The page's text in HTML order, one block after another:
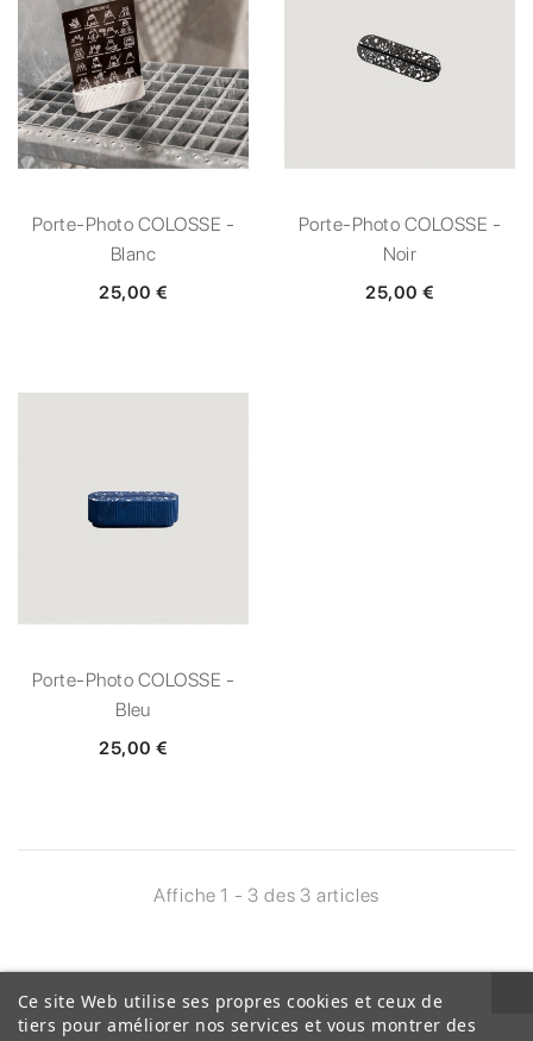
Porte-Photo COLOSSE -
Blanc
25,00 €
Porte-Photo COLOSSE -
Noir
25,00 €
Porte-Photo COLOSSE -
Bleu
25,00 €
Affiche 1 - 3 des 3 articles
Ce site Web utilise ses propres cookies et ceux de
tiers pour améliorer nos services et vous montrer des